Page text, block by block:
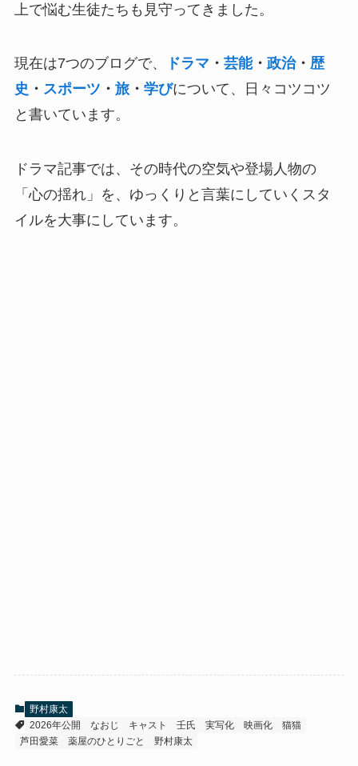
上で悩む生徒たちも見守ってきました。
現在は7つのブログで、 ドラマ ・ 芸能・ 政治・ 歴
史 ・ スポーツ ・ 旅・ 学びについて、日々コツコツ
と書いています。
ドラマ記事では、その時代の空気や登場人物の
「心の揺れ」を、ゆっくりと言葉にしていくスタ
イルを大事にしています。
野村康太
2026年公開
なおじ キャスト 壬氏 実写化 映画化
猫猫
芦田愛菜
薬屋のひとりごと 野村康太